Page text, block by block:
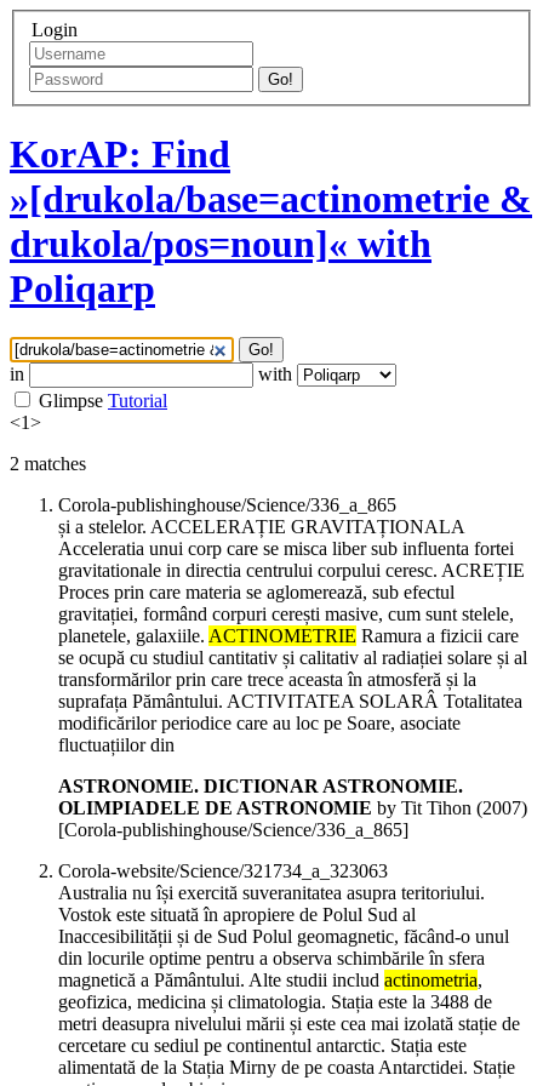
Login
Go!
KorAP: Find
»[drukola/base=actinometrie &
drukola/pos=noun]« with
Poliqarp
Go!
in
with
Glimpse Tutorial
<1>
2 matches
Corola-publishinghouse/Science/336_a_865
și a stelelor. ACCELERAȚIE GRAVITAȚIONALA
Acceleratia unui corp care se misca liber sub influenta fortei
gravitationale in directia centrului corpului ceresc. ACREȚIE
Proces prin care materia se aglomerează, sub efectul
gravitației, formând corpuri cerești masive, cum sunt stelele,
planetele, galaxiile. ACTINOMETRIE Ramura a fizicii care
se ocupă cu studiul cantitativ și calitativ al radiației solare și al
transformărilor prin care trece aceasta în atmosferă și la
suprafața Pământului. ACTIVITATEA SOLARÂ Totalitatea
modificărilor periodice care au loc pe Soare, asociate
fluctuațiilor din
ASTRONOMIE. DICTIONAR ASTRONOMIE.
OLIMPIADELE DE ASTRONOMIE by Tit Tihon (2007)
[Corola-publishinghouse/Science/336_a_865]
Corola-website/Science/321734_a_323063
Australia nu își exercită suveranitatea asupra teritoriului.
Vostok este situată în apropiere de Polul Sud al
Inaccesibilității și de Sud Polul geomagnetic, făcând-o unul
din locurile optime pentru a observa schimbările în sfera
magnetică a Pământului. Alte studii includ actinometria,
geofizica, medicina și climatologia. Stația este la 3488 de
metri deasupra nivelului mării și este cea mai izolată stație de
cercetare cu sediul pe continentul antarctic. Stația este
alimentată de la Stația Mirny de pe coasta Antarctidei. Stație